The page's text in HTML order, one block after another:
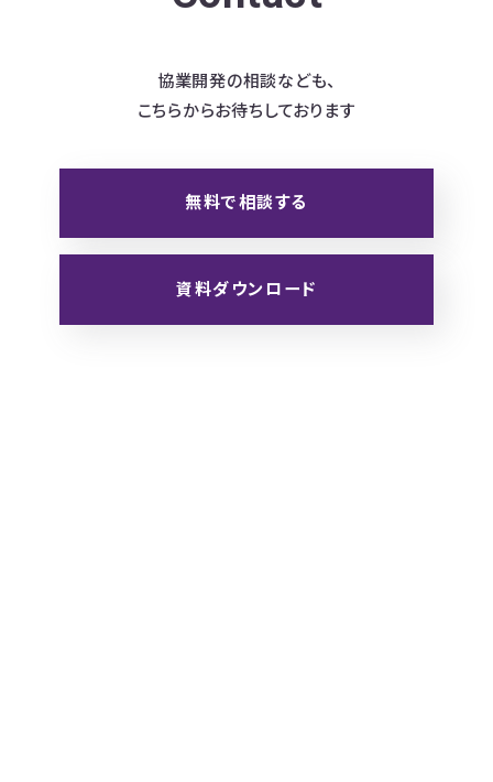
協業開発の相談なども、
こちらからお待ちしております
無料で相談する
資料ダウンロード